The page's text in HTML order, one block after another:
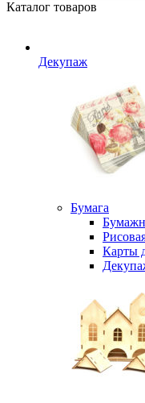
Каталог товаров
Декупаж
Бумага
Карты